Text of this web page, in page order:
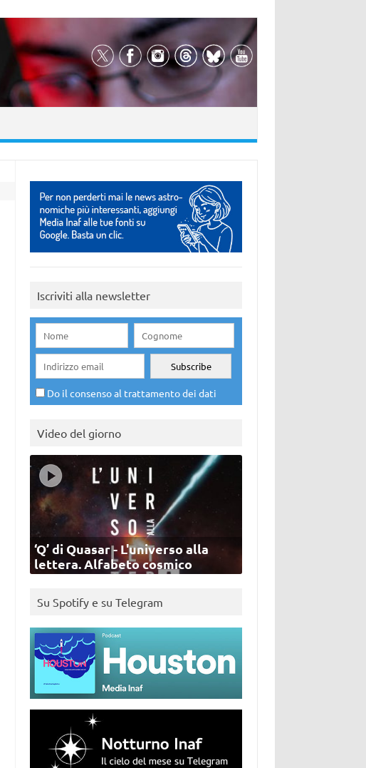
Iscriviti alla newsletter
Do il consenso al trattamento dei dati
Video del giorno
‘Q’ di Quasar - L'universo alla
lettera. Alfabeto cosmico
Su Spotify e su Telegram